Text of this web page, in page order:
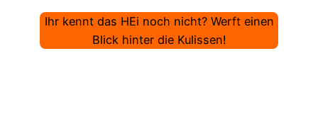
Ihr kennt das HEi noch nicht? Werft einen
Blick hinter die Kulissen!